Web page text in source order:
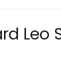
Leo